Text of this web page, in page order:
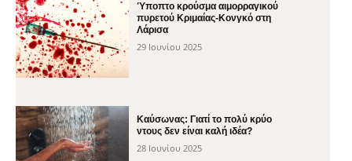
Ύποπτο κρούσμα αιμορραγικού
πυρετού Κριμαίας-Κονγκό στη
Λάρισα
29 Ιουνίου 2025
Καύσωνας: Γιατί το πολύ κρύο
ντους δεν είναι καλή ιδέα?
28 Ιουνίου 2025